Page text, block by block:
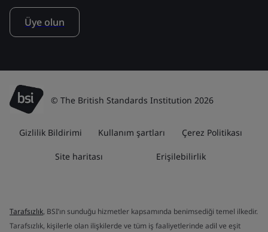
Üye olun
© The British Standards Institution 2026
Gizlilik Bildirimi Kullanım şartları Çerez Politikası
Site haritası Erişilebilirlik
Tarafsızlık, BSI’ın sunduğu hizmetler kapsamında benimsediği temel ilkedir.
Tarafsızlık, kişilerle olan ilişkilerde ve tüm iş faaliyetlerinde adil ve eşit